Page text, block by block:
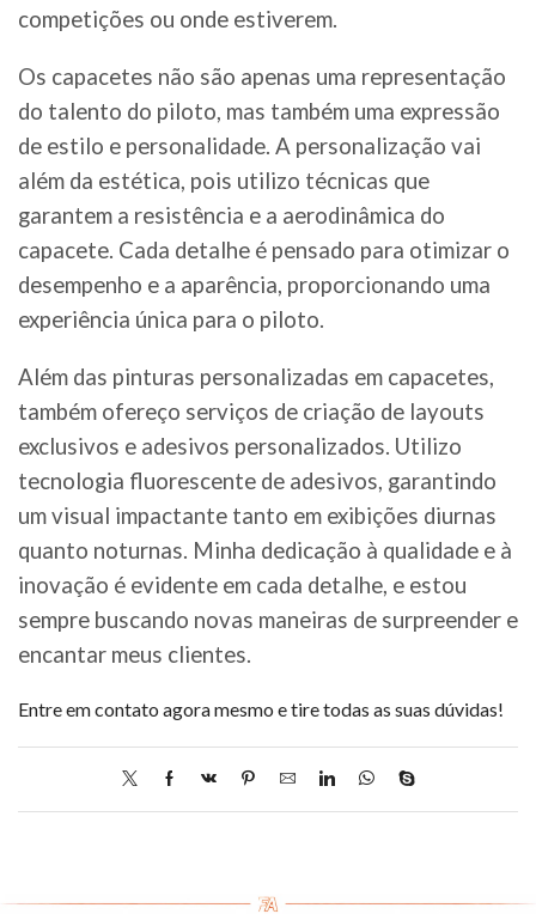
competições ou onde estiverem.
Os capacetes não são apenas uma representação
do talento do piloto, mas também uma expressão
de estilo e personalidade. A personalização vai
além da estética, pois utilizo técnicas que
garantem a resistência e a aerodinâmica do
capacete. Cada detalhe é pensado para otimizar o
desempenho e a aparência, proporcionando uma
experiência única para o piloto.
Além das pinturas personalizadas em capacetes,
também ofereço serviços de criação de layouts
exclusivos e adesivos personalizados. Utilizo
tecnologia fluorescente de adesivos, garantindo
um visual impactante tanto em exibições diurnas
quanto noturnas. Minha dedicação à qualidade e à
inovação é evidente em cada detalhe, e estou
sempre buscando novas maneiras de surpreender e
encantar meus clientes.
Entre em contato agora mesmo e tire todas as suas dúvidas!